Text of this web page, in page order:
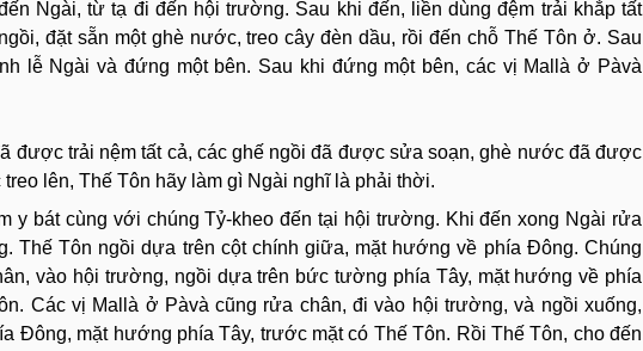
Ngài, từ tạ đi đến hội trường. Sau khi đến, liền dùng đệm trải khắp tất
đặt sẵn một ghè nước, treo cây đèn dầu, rồi đến chỗ Thế Tôn ở. Sau
lễ Ngài và đứng một bên. Sau khi đứng một bên, các vị Mallà ở Pàvà
được trải nệm tất cả, các ghế ngồi đã được sửa soạn, ghè nước đã được
lên, Thế Tôn hãy làm gì Ngài nghĩ là phải thời.
y bát cùng với chúng Tỷ-kheo đến tại hội trường. Khi đến xong Ngài rửa
Thế Tôn ngồi dựa trên cột chính giữa, mặt hướng về phía Ðông. Chúng
vào hội trường, ngồi dựa trên bức tường phía Tây, mặt hướng về phía
Các vị Mallà ở Pàvà cũng rửa chân, đi vào hội trường, và ngồi xuống,
Ðông, mặt hướng phía Tây, trước mặt có Thế Tôn. Rồi Thế Tôn, cho đến